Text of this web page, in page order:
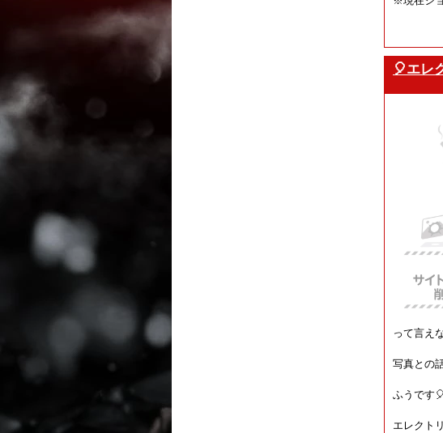
🎈エレ
って言え
写真との
ふうです🎈
エレク